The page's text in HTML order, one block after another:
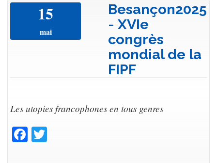
15
mai
Besançon2025
- XVIe
congrès
mondial de la
FIPF
Les utopies francophones en tous genres
Facebook